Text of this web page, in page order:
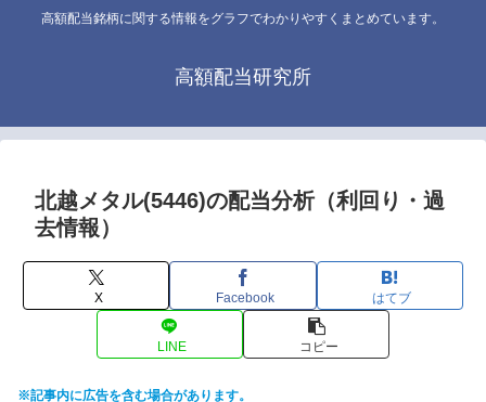
高額配当銘柄に関する情報をグラフでわかりやすくまとめています。
高額配当研究所
北越メタル(5446)の配当分析（利回り・過
去情報）
X Facebook はてブ
LINE コピー
※記事内に広告を含む場合があります。